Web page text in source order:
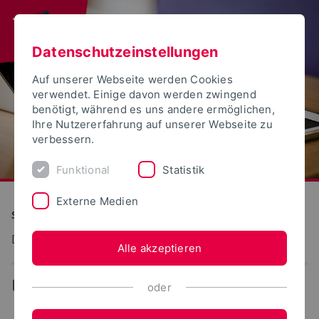
S(kim) - Service Kommunikation Information Medien
Dokumentation: ELSA
... Studiengänge
Datenschutzeinstellungen
Auf unserer Webseite werden Cookies
verwendet. Einige davon werden zwingend
benötigt, während es uns andere ermöglichen,
Ihre Nutzererfahrung auf unserer Webseite zu
verbessern.
Funktional Statistik
Externe Medien
Alle akzeptieren
oder